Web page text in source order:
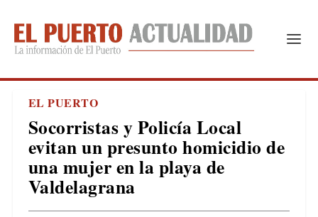
EL PUERTO
Socorristas y Policía Local
evitan un presunto homicidio de
una mujer en la playa de
Valdelagrana